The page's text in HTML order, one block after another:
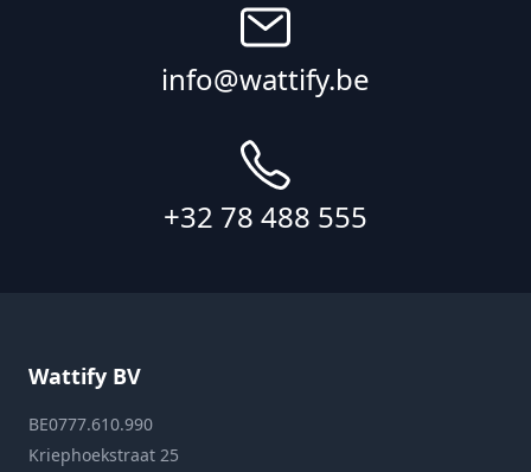
info@wattify.be
+32 78 488 555
Wattify BV
BE0777.610.990
Kriephoekstraat 25